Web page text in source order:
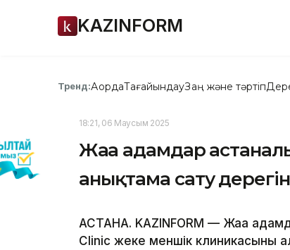
KAZINFORM
Тренд:АқордаТағайындауЗаң және тәртіп
18:21, 06 Маусым 2025
Жаңа адамдар
анықтама сату
АСТАНА. KAZINFORM — Жаңа
Clinic жеке меншік клиникасының